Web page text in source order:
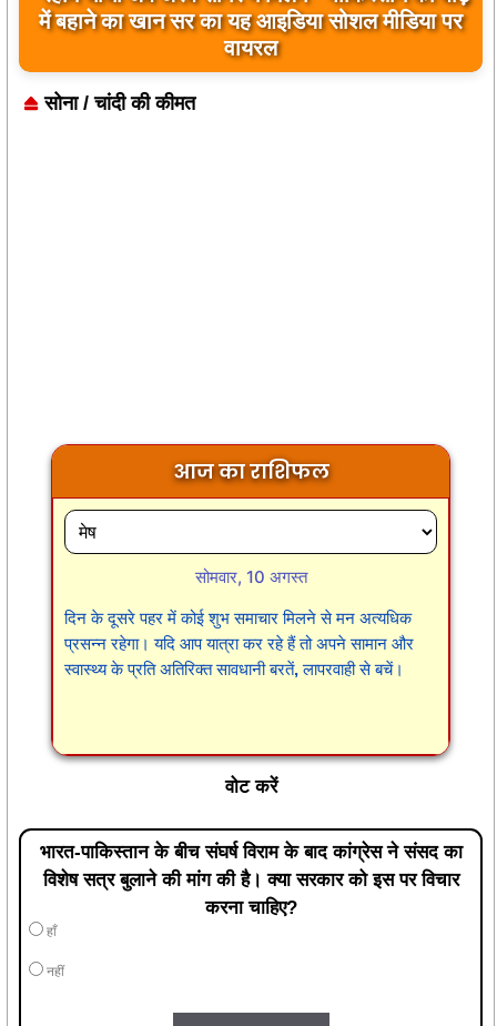
बिलावल भुट्टो द्वारा सिंधु नदी और भारत को लेकर दिए गए
बयान पर भारत के केंद्रीय मंत्रियों की कड़ी प्रतिक्रिया
सोना / चांदी की कीमत
आज का राशिफल
सोमवार, 10 अगस्त
दिन के दूसरे पहर में कोई शुभ समाचार मिलने से मन अत्यधिक
प्रसन्न रहेगा। यदि आप यात्रा कर रहे हैं तो अपने सामान और
स्वास्थ्य के प्रति अतिरिक्त सावधानी बरतें, लापरवाही से बचें।
वोट करें
भारत-पाकिस्तान के बीच संघर्ष विराम के बाद कांग्रेस ने संसद का
विशेष सत्र बुलाने की मांग की है। क्या सरकार को इस पर विचार
करना चाहिए?
हाँ
नहीं